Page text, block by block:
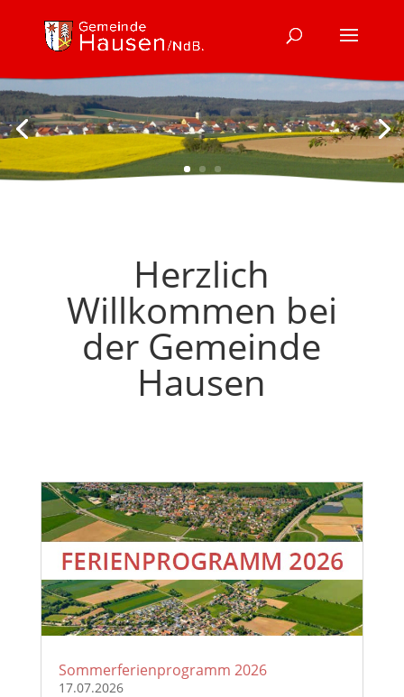
Herzlich
Willkommen bei
der Gemeinde
Hausen
Sommerferienprogramm 2026
17.07.2026